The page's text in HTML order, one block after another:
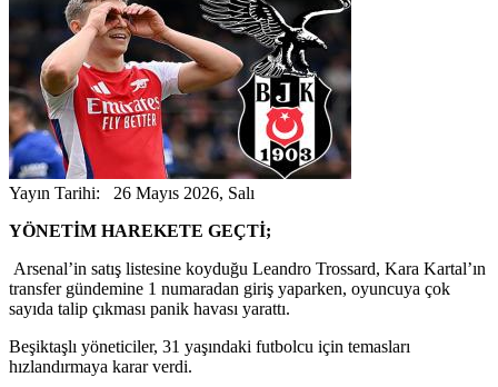
Yayın Tarihi: 26 Mayıs 2026, Salı
YÖNETİM HAREKETE GEÇTİ;
Arsenal’in satış listesine koyduğu Leandro Trossard, Kara Kartal’ın
transfer gündemine 1 numaradan giriş yaparken, oyuncuya çok
sayıda talip çıkması panik havası yarattı.
Beşiktaşlı yöneticiler, 31 yaşındaki futbolcu için temasları
hızlandırmaya karar verdi.